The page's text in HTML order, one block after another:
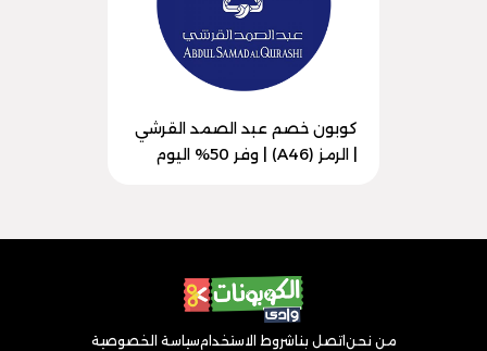
كوبون خصم عبد الصمد القرشي
| الرمز (A46) | وفر 50% اليوم
من نحن اتصل بنا شروط الاستخدامسياسة الخصوصية